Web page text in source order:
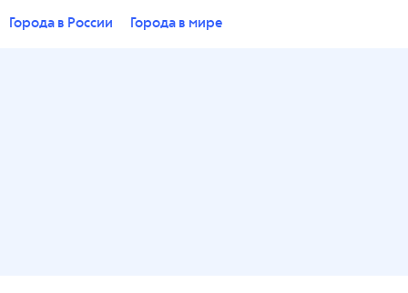
Города в России Города в мире